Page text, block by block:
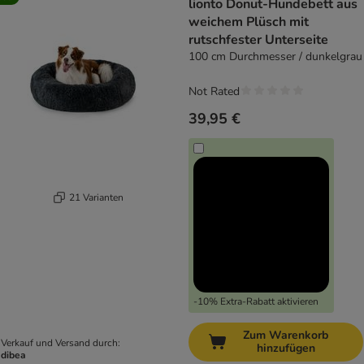
21 Varianten
Verkauf und Versand durch:
dibea
lionto Donut-Hundebett aus
weichem Plüsch mit
rutschfester Unterseite
100 cm Durchmesser / dunkelgrau
39,95 €
-10% Extra-Rabatt aktivieren
Not Rated
Zum Warenkorb
hinzufügen